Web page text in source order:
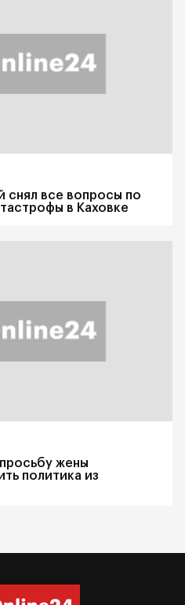
снял все вопросы по
в Каховке
жены
политика из